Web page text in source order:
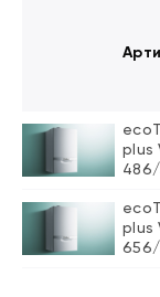
plus
plus